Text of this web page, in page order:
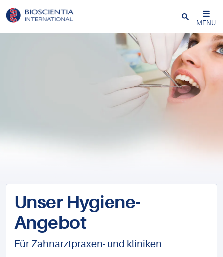
Close
MENU
Unser Hygiene-
Angebot
Für Zahnarztpraxen- und kliniken